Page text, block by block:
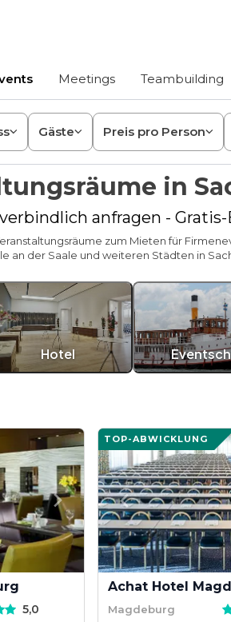
Meetings Teambuilding
Gäste Preis pro Person
in
anfragen -
zum Mieten für
an der Saale und weiteren Städten in
Hotel
5,0
TOP-ABWICKLUNG
Achat Hotel
Magdeburg